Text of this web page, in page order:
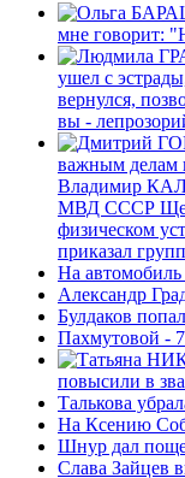
мне говорит:
ушел с
вернулся,
вы -
важным делам
Владимир
МВД СССР
физическом
приказал
На
Александр
Булдаков
Пахмутовой -
повысили в
Талькова
На Ксению
Шнур дал
Слава Зайцев